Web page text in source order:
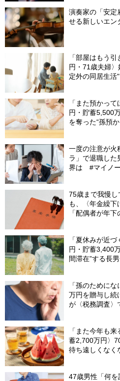
演奏家の「安定
せる新しいエン
「部屋はもう
円・71歳夫婦
定外の同居生活"
「また預かっ
円・貯蓄5,500
を奪った“孫預
一度の注意が
ラ」で退職した
界は #マイノ
75歳まで我慢し
も、〈年金繰
「配偶者が年
「夏休みが近
円・貯蓄3,400
間滞在”する長
「孫のために
万円を贈与し
が〈税務調査〉
「また今年も
蓄2,700万円〉
待ち遠しくなく
47歳男性「何